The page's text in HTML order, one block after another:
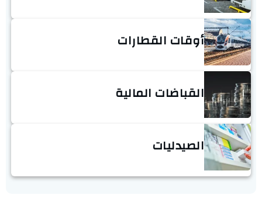
أوقات القطارات
القباضات المالية
الصيدليات